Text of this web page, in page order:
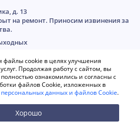
д. 13
на ремонт. Приносим извинения за
файлы cookie в целях улучшения
Продолжая работу с сайтом, вы
ознакомились и согласны с
файлов Cookie, изложенных в
данных и файлов Cookie.
Хорошо
Аккаунт
Избранное
Сравнение
Корзина